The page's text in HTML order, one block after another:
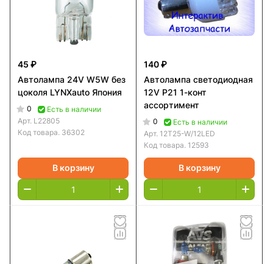
45 ₽
Автолампа 24V W5W без
цоколя LYNXauto Япония
0
Есть в наличии
Арт. L22805
Код товара. 36302
В корзину
140 ₽
Автолампа светодиодная
12V P21 1-конт
ассортимент
0
Есть в наличии
Арт. 12T25-W/12LED
Код товара. 12593
В корзину